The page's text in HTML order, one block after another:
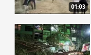
01:03